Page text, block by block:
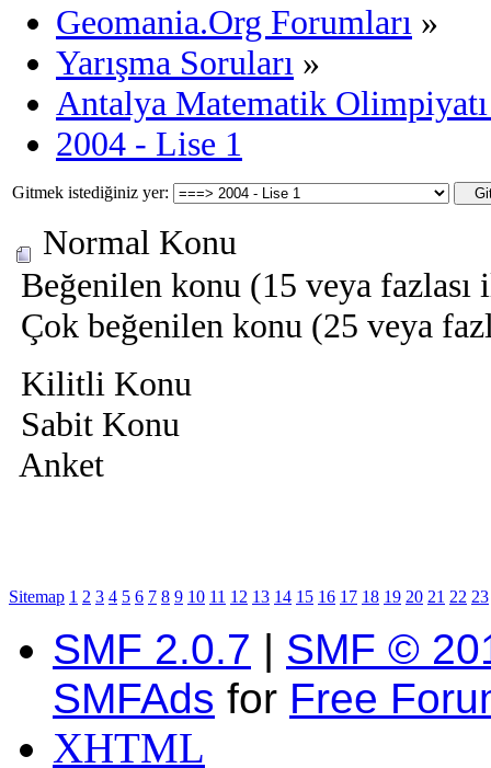
Geomania.Org Forumları »
Yarışma Soruları »
Antalya Matematik
2004 - Lise 1
Gitmek istediğiniz yer:
Normal Konu
Beğenilen konu (15 veya
Çok beğenilen konu (25 veya
Kilitli Konu
Sabit Konu
Anket
Sitemap 1 2 3 4 5 6 7 8 9 10 11 12 13 14 15 16 17 18 19 20 21 22 23
SMF 2.0.7 | SMF ©
SMFAds for Free
XHTML